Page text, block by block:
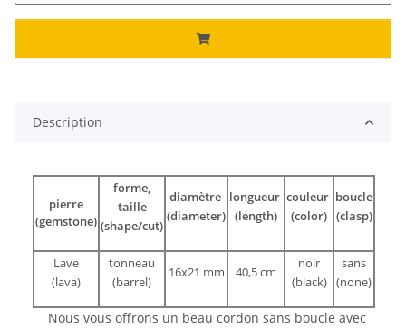
Description
pierre
(gemstone)
forme,
taille
(shape/cut)
diamètre
(diameter)
longueur
(length)
couleur
(color)
boucle
(clasp)
Lave
(lava)
tonneau
(barrel)
16x21 mm 40,5 cm
noir
(black)
sans
(none)
Nous vous offrons un beau cordon sans boucle avec